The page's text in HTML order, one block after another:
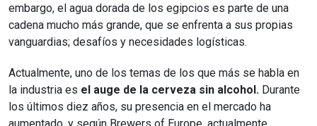
embargo, el agua dorada de los egipcios es parte de una
cadena mucho más grande, que se enfrenta a sus propias
vanguardias; desafíos y necesidades logísticas.
Actualmente, uno de los temas de los que más se habla en
la industria es el auge de la cerveza sin alcohol. Durante
los últimos diez años, su presencia en el mercado ha